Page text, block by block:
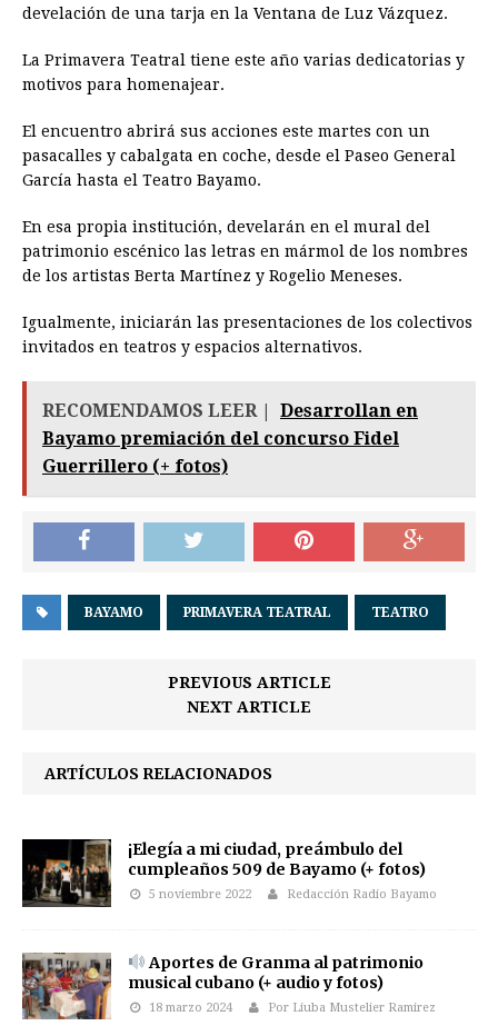
develación de una tarja en la Ventana de Luz Vázquez.
La Primavera Teatral tiene este año varias dedicatorias y
motivos para homenajear.
El encuentro abrirá sus acciones este martes con un
pasacalles y cabalgata en coche, desde el Paseo General
García hasta el Teatro Bayamo.
En esa propia institución, develarán en el mural del
patrimonio escénico las letras en mármol de los nombres
de los artistas Berta Martínez y Rogelio Meneses.
Igualmente, iniciarán las presentaciones de los colectivos
invitados en teatros y espacios alternativos.
RECOMENDAMOS LEER |
Desarrollan en
Bayamo premiación del concurso Fidel
Guerrillero (+ fotos)
BAYAMO PRIMAVERA TEATRAL TEATRO
PREVIOUS ARTICLE
NEXT ARTICLE
ARTÍCULOS RELACIONADOS
¡Elegía a mi ciudad, preámbulo del
cumpleaños 509 de Bayamo (+ fotos)
5 noviembre 2022 Redacción Radio Bayamo
Aportes de Granma al patrimonio
musical cubano (+ audio y fotos)
18 marzo 2024 Por Liuba Mustelier Ramirez